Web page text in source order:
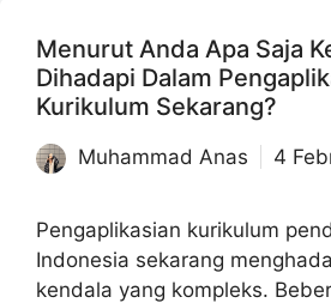
Menurut Anda Apa Saja
Dihadapi Dalam
Kurikulum Sekarang?
Muhammad Anas 4
Pengaplikasian kurikulum
Indonesia sekarang
kendala yang kompleks.